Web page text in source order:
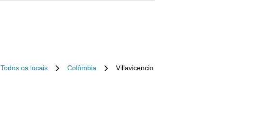
Todos os locais Colômbia Villavicencio